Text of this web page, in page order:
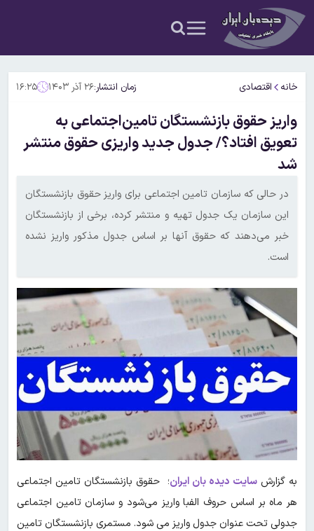
خانه اقتصادی زمان انتشار:۲۶ آذر ۱۴۰۳ ۱۶:۲۵
واریز حقوق بازنشستگان تامین‌اجتماعی به
تعویق افتاد؟/ جدول جدید واریزی حقوق منتشر
شد
در حالی که سازمان تامین اجتماعی برای واریز حقوق بازنشستگان
این سازمان یک جدول تهیه و منتشر کرده، برخی از بازنشستگان
خبر می‌دهند که حقوق آنها بر اساس جدول مذکور واریز نشده
است.
به گزارشسایت دیده بان ایران؛ حقوق بازنشستگان تامین اجتماعی
هر ماه بر اساس حروف الفبا واریز می‌شود و سازمان تامین اجتماعی
جدولی تحت عنوان جدول واریز می شود. مستمری بازنشستگان تامین